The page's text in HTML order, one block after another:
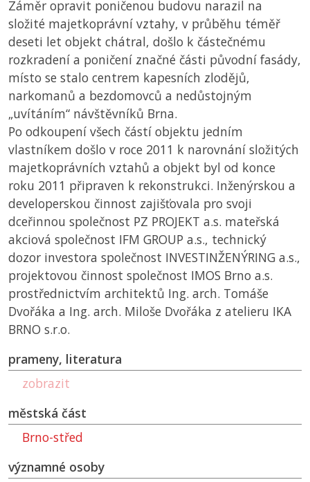
Záměr opravit poničenou budovu narazil na
složité majetkoprávní vztahy, v průběhu téměř
deseti let objekt chátral, došlo k částečnému
rozkradení a poničení značné části původní fasády,
místo se stalo centrem kapesních zlodějů,
narkomanů a bezdomovců a nedůstojným
„uvítáním“ návštěvníků Brna.
Po odkoupení všech částí objektu jedním
vlastníkem došlo v roce 2011 k narovnání složitých
majetkoprávních vztahů a objekt byl od konce
roku 2011 připraven k rekonstrukci. Inženýrskou a
developerskou činnost zajišťovala pro svoji
dceřinnou společnost PZ PROJEKT a.s. mateřská
akciová společnost IFM GROUP a.s., technický
dozor investora společnost INVESTINŽENÝRING a.s.,
projektovou činnost společnost IMOS Brno a.s.
prostřednictvím architektů Ing. arch. Tomáše
Dvořáka a Ing. arch. Miloše Dvořáka z atelieru IKA
BRNO s.r.o.
prameny, literatura
zobrazit
městská část
Brno-střed
významné osoby